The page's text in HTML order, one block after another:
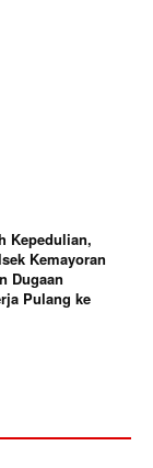
Kepedulian,
Kemayoran
Dugaan
Pulang ke